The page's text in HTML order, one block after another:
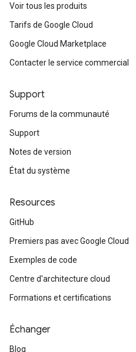
Voir tous les produits
Tarifs de Google Cloud
Google Cloud Marketplace
Contacter le service commercial
Support
Forums de la communauté
Support
Notes de version
État du système
Resources
GitHub
Premiers pas avec Google Cloud
Exemples de code
Centre d'architecture cloud
Formations et certifications
Échanger
Blog